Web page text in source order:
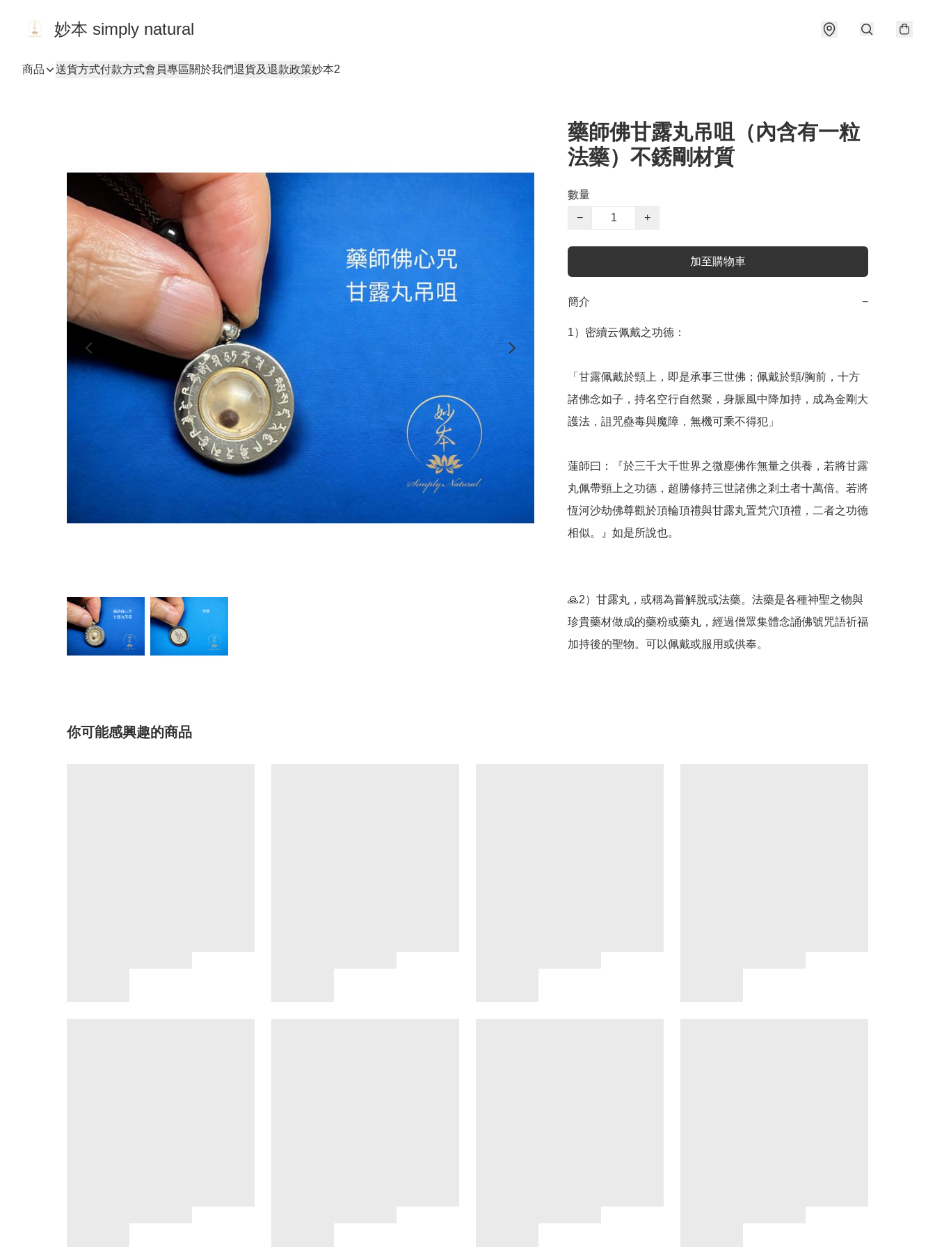
妙本 simply natural
商品 送貨方式付款方式會員專區關於我們退貨及退款政策妙本2
藥師佛甘露丸吊咀（內含有一粒
法藥）不銹剛材質
數量
−
+
加至購物車
簡介 −
1）密續云佩戴之功德：
「甘露佩戴於頸上，即是承事三世佛；佩戴於頸/胸前，十方
諸佛念如子，持名空行自然聚，身脈風中降加持，成為金剛大
護法，詛咒蠱毒與魔障，無機可乘不得犯」
蓮師曰：『於三千大千世界之微塵佛作無量之供養，若將甘露
丸佩帶頸上之功德，超勝修持三世諸佛之剎土者十萬倍。若將
恆河沙劫佛尊觀於頂輪頂禮與甘露丸置梵穴頂禮，二者之功德
相似。』如是所說也。
🙏2）甘露丸，或稱為嘗解脫或法藥。法藥是各種神聖之物與
珍貴藥材做成的藥粉或藥丸，經過僧眾集體念誦佛號咒語祈福
加持後的聖物。可以佩戴或服用或供奉。
你可能感興趣的商品